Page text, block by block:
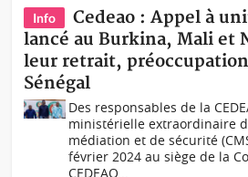
Info
Cedeao : Appel à
lancé au Burkina, Mali et
leur retrait,
Sénégal
Des responsables de la
ministérielle extraordinaire
médiation et de sécurité
février 2024 au siège de la
CEDEAO...